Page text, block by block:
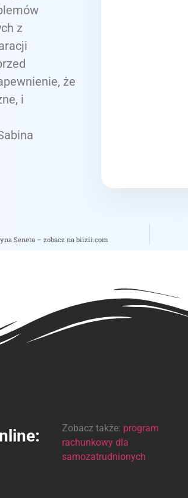
z
że
i
Seneta – zobacz na biizii.com
Zobacz także: program
rachunkowy dla
samozatrudnionych